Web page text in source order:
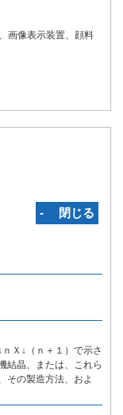
画像表示装置、顔料
‐ 閉じる
Ｘ↓（ｎ＋１）で示さ
結晶、または、これら
その製造方法、およ